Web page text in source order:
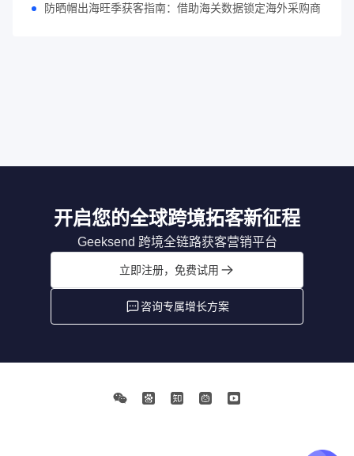
防晒帽出海旺季获客指南：借助海关数据锁定海外采购商
开启您的全球跨境拓客新征程
Geeksend 跨境全链路获客营销平台
立即注册，免费试用
咨询专属增长方案